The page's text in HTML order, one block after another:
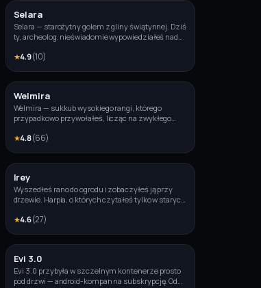
Selara
Selara — starożytny golem z gliny świątynnej. Dziś
ty, archeolog, nieświadomie wypowiedziałeś nad
pierwszy od wieków otworzyła oczy.
★4.9(10)
Welmira
Welmira — sukkub wysokiego rangi, którego
przypadkowo przywołałeś, licząc na zwykłego
świata jest związana z tobą na rok — i wyraźnie nie
★4.8(66)
Irey
Wyszedłeś rano do ogrodu i zobaczyłeś ją przy
drzewie. Harpia, o których czytałeś tylko w starych
złamane po wczorajszej burzy. I teraz patrzy na
★4.6(27)
Evi 3.0
Evi 3.0 przybyła w szczelnym kontenerze prosto
pod drzwi — android-kompan na subskrypcję. Od